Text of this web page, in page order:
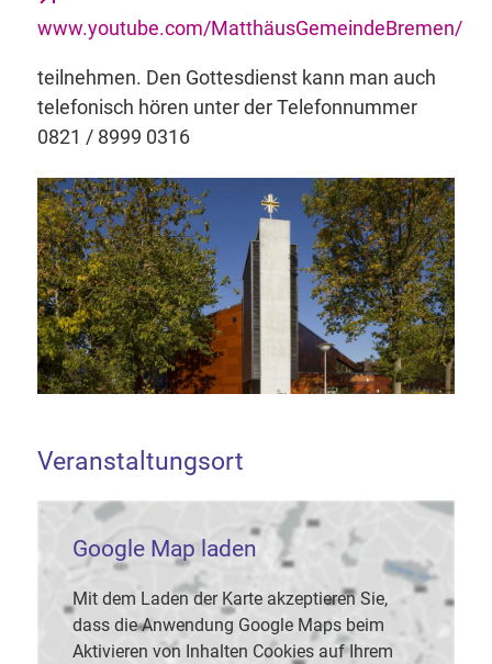
www.youtube.com/MatthäusGemeindeBremen/
teilnehmen. Den Gottesdienst kann man auch
telefonisch hören unter der Telefonnummer
0821 / 8999 0316
Veranstaltungsort
Google Map laden
Mit dem Laden der Karte akzeptieren Sie,
dass die Anwendung Google Maps beim
Aktivieren von Inhalten Cookies auf Ihrem